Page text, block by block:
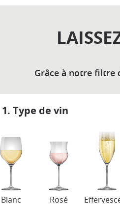
Grâce à notre filtre
1. Type de vin
Blanc Rosé